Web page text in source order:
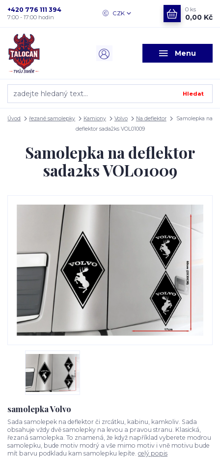
Menu
CZK
Hledat
+420 776 111 394
7:00 - 17:00 hodin
0 ks
0,00 Kč
Úvod řezané samolepky Kamiony Volvo Na deflektor
Samolepka na
deflektor sada2ks VOL01009
Samolepka na deflektor
sada2ks VOL01009
samolepka Volvo
Sada samolepek na deflektor či zrcátku, kabinu, kamkoliv. Sada
obsahuje vždy dvě samolepky na levou a pravou stranu. Klasická,
řezaná samolepka. To znamená, že když například vyberete modrou
samolepku, bude motiv modrý a vše mimo motiv i vně motivu bude
mít barvu podkladu kam samolepku lepíte. celý popis